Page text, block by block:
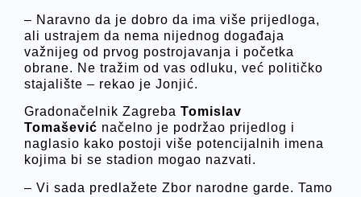
– Naravno da je dobro da ima više prijedloga,
ali ustrajem da nema nijednog događaja
važnijeg od prvog postrojavanja i početka
obrane. Ne tražim od vas odluku, već političko
stajalište – rekao je Jonjić.
Gradonačelnik Zagreba Tomislav
Tomašević načelno je podržao prijedlog i
naglasio kako postoji više potencijalnih imena
kojima bi se stadion mogao nazvati.
– Vi sada predlažete Zbor narodne garde. Tamo